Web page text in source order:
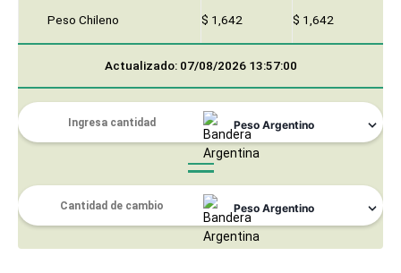
Peso Chileno $ 1,642 $ 1,642
Actualizado: 07/08/2026 13:57:00